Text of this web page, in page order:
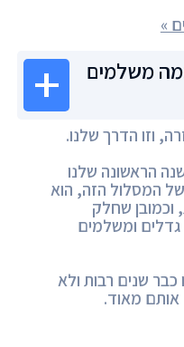
»
משלמים
וזו הדרך שלנו.
הראשונה שלנו
המסלול הזה, הוא
וכמובן שחלק
ומשלמים
כבר שנים רבות ולא
אותם מאוד.